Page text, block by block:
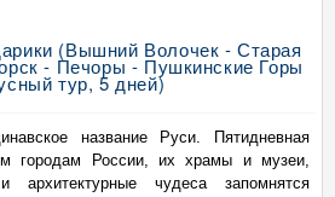
(Вышний Волочек - Старая
- Печоры - Пушкинские Горы
тур, 5 дней)
название Руси. Пятидневная
городам России, их храмы и музеи,
архитектурные чудеса запомнятся